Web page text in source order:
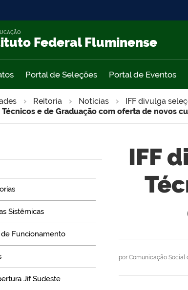
Federal Fluminense
Portal de Seleções Portal de Eventos
Reitoria Notícias IFF divulga
Técnicos e de Graduação com oferta de novos
Sistêmicas
de Funcionamento
Jif Sudeste
IFF
por Comunicação Social